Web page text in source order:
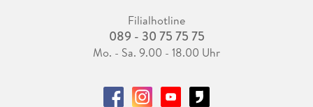
Filialhotline
089 - 30 75 75 75
Mo. - Sa. 9.00 - 18.00 Uhr